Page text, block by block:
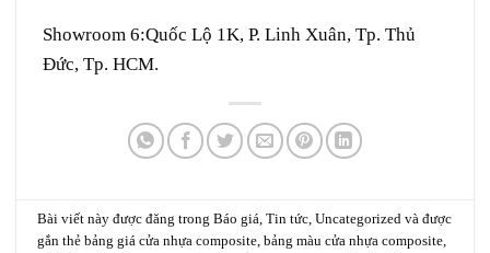
Showroom 6:Quốc Lộ 1K, P. Linh Xuân, Tp. Thủ
Đức, Tp. HCM.
Bài viết này được đăng trongBáo giá ,Tin tức ,Uncategorized và được
gắn thẻbảng giá cửa nhựa composite ,bảng màu cửa nhựa composite